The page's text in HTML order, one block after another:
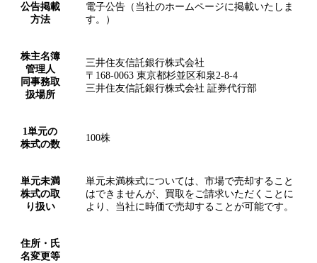
公告掲載
方法
電子公告（当社のホームページに掲載いたしま
す。）
株主名簿
管理人
同事務取
扱場所
三井住友信託銀行株式会社
〒168-0063 東京都杉並区和泉2-8-4
三井住友信託銀行株式会社 証券代行部
1単元の
株式の数
100株
単元未満
株式の取
り扱い
単元未満株式については、市場で売却すること
はできませんが、買取をご請求いただくことに
より、当社に時価で売却することが可能です。
住所・氏
名変更等